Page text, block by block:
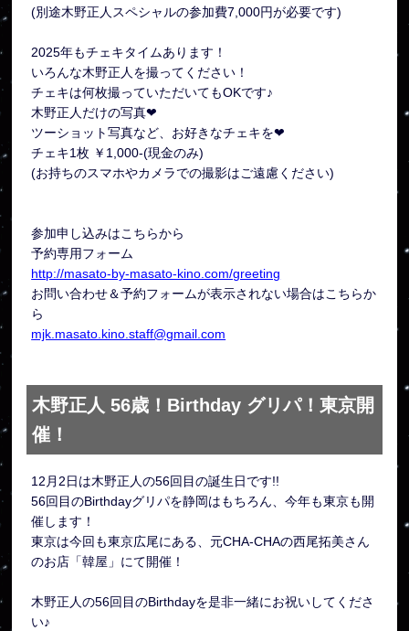
(別途木野正人スペシャルの参加費7,000円が必要です)
2025年もチェキタイムあります！
いろんな木野正人を撮ってください！
チェキは何枚撮っていただいてもOKです♪
木野正人だけの写真❤
ツーショット写真など、お好きなチェキを❤︎
チェキ1枚 ￥1,000-(現金のみ)
(お持ちのスマホやカメラでの撮影はご遠慮ください)
参加申し込みはこちらから
予約専用フォーム
http://masato-by-masato-kino.com/greeting
お問い合わせ＆予約フォームが表示されない場合はこちらか
ら
mjk.masato.kino.staff@gmail.com
木野正人 56歳！Birthday グリパ！東京開
催！
12月2日は木野正人の56回目の誕生日です!!
56回目のBirthdayグリパを静岡はもちろん、今年も東京も開
催します！
東京は今回も東京広尾にある、元CHA-CHAの西尾拓美さん
のお店「韓屋」にて開催！
木野正人の56回目のBirthdayを是非一緒にお祝いしてくださ
い♪